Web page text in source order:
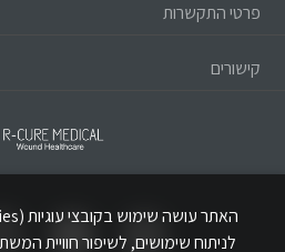
לניתוח שימושים, לשיפור חוויית
פרטי התקשרות
קישורים